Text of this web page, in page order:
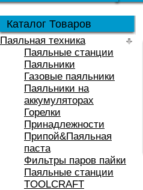
Каталог Товаров
Паяльная техника
Паяльные станции
Паяльники
Газовые паяльники
Паяльники на
аккумуляторах
Горелки
Принадлежности
Припой&Паяльная
паста
Фильтры паров пайки
Паяльные станции
TOOLCRAFT